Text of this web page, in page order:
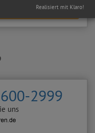
stellen
2999
uns
Realisiert mit Klaro!